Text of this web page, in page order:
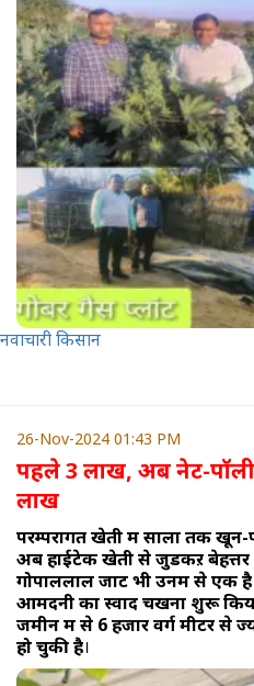
नवाचारी किसान
26-Nov-2024 01:43 PM
पहले 3 लाख, अब नेट-
लाख
परम्परागत खेती में सालों तक
अब हाईटेक खेती से जुडकऱ बेहत्तर
गोपाललाल जाट भी उनमें से एक है
आमदनी का स्वाद चखना शुरू
जमीन में से 6 हजार वर्ग मीटर से
हो चुकी है।